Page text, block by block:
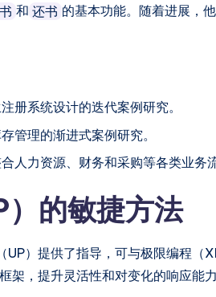
和 还书 的基本功能。随着进展，
册系统设计的迭代案例研究。
管理的渐进式案例研究。
人力资源、财务和采购等各类业务
的敏捷方法
UP）提供了指导，可与极限编程（
架，提升灵活性和对变化的响应能力